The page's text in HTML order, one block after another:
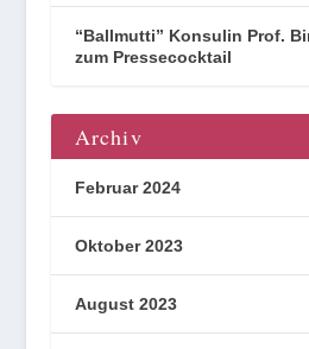
“Ballmutti” Konsulin Prof.
zum Pressecocktail
Archiv
Februar 2024
Oktober 2023
August 2023